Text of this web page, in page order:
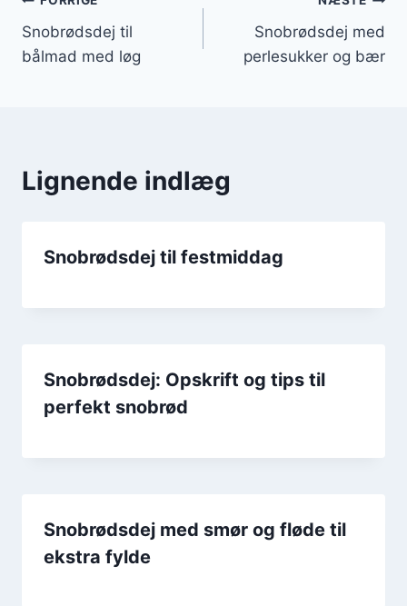
Snobrødsdej til
bålmad med løg
Snobrødsdej med
perlesukker og bær
Lignende indlæg
Snobrødsdej til festmiddag
Snobrødsdej: Opskrift og tips til
perfekt snobrød
Snobrødsdej med smør og fløde til
ekstra fylde